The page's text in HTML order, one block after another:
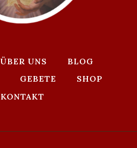
ÜBER UNS
BLOG
GEBETE
SHOP
KONTAKT